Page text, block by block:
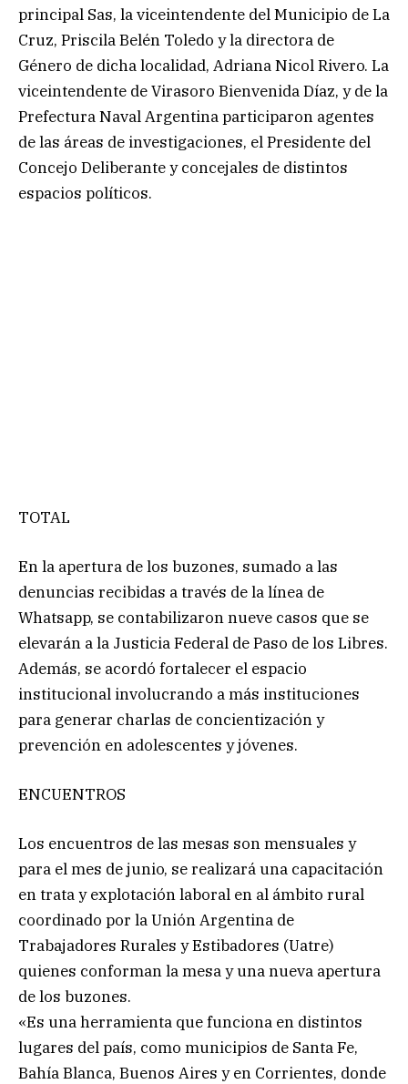
principal Sas, la viceintendente del Municipio de La
Cruz, Priscila Belén Toledo y la directora de
Género de dicha localidad, Adriana Nicol Rivero. La
viceintendente de Virasoro Bienvenida Díaz, y de la
Prefectura Naval Argentina participaron agentes
de las áreas de investigaciones, el Presidente del
Concejo Deliberante y concejales de distintos
espacios políticos.
TOTAL
En la apertura de los buzones, sumado a las
denuncias recibidas a través de la línea de
Whatsapp, se contabilizaron nueve casos que se
elevarán a la Justicia Federal de Paso de los Libres.
Además, se acordó fortalecer el espacio
institucional involucrando a más instituciones
para generar charlas de concientización y
prevención en adolescentes y jóvenes.
ENCUENTROS
Los encuentros de las mesas son mensuales y
para el mes de junio, se realizará una capacitación
en trata y explotación laboral en al ámbito rural
coordinado por la Unión Argentina de
Trabajadores Rurales y Estibadores (Uatre)
quienes conforman la mesa y una nueva apertura
de los buzones.
«Es una herramienta que funciona en distintos
lugares del país, como municipios de Santa Fe,
Bahía Blanca, Buenos Aires y en Corrientes, donde